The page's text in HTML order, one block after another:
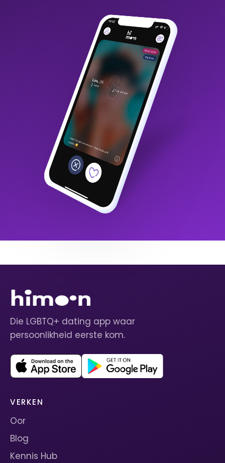
Die LGBTQ+ dating app waar
persoonlikheid eerste kom.
VERKEN
Oor
Blog
Kennis Hub